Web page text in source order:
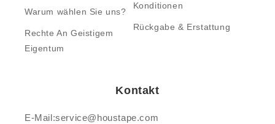
Warum wählen Sie uns?
Rechte An Geistigem
Eigentum
Konditionen
Rückgabe & Erstattung
Kontakt
E-Mail:service@houstape.com